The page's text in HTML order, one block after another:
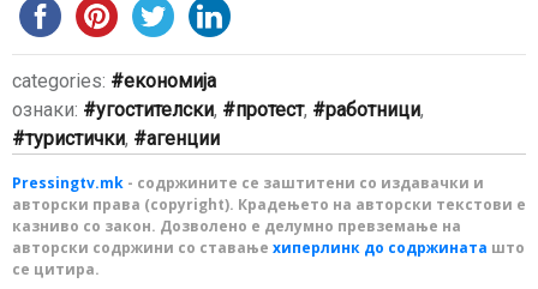
categories:
економија
ознаки:
угостителски, протест, работници,
туристички, агенции
Pressingtv.mk - содржините се заштитени со издавачки и
авторски права (copyright). Крадењето на авторски текстови е
казниво со закон. Дозволено е делумно превземање на
авторски содржини со ставање хиперлинк до содржината што
се цитира.